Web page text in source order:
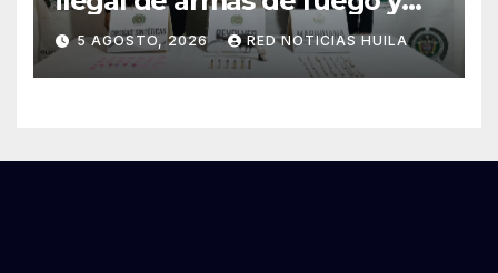
tráfico de estupefacientes
5 AGOSTO, 2026 RED NOTICIAS HUILA